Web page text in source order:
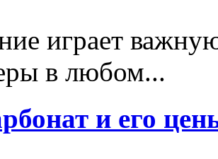
играет
в любом...
и его